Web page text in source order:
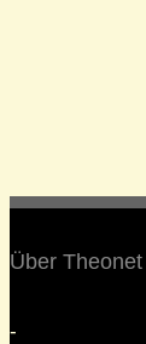
Über Theonet
-